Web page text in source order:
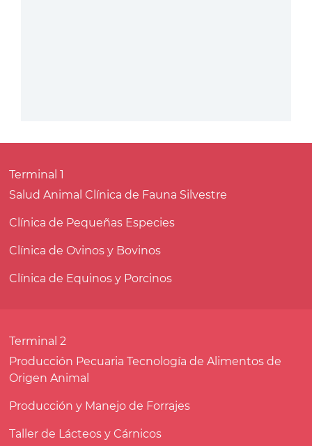
Terminal 1
Salud Animal Clínica de Fauna Silvestre
Clínica de Pequeñas Especies
Clínica de Ovinos y Bovinos
Clínica de Equinos y Porcinos
Terminal 2
Producción Pecuaria Tecnología de Alimentos de
Origen Animal
Producción y Manejo de Forrajes
Taller de Lácteos y Cárnicos